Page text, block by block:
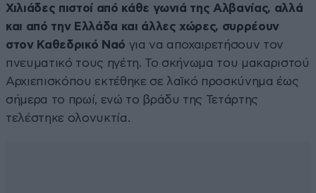
Χιλιάδες πιστοί από κάθε γωνιά της Αλβανίας, αλλά
και από την Ελλάδα και άλλες χώρες, συρρέουν
στον Καθεδρικό Ναό για να αποχαιρετήσουν τον
πνευματικό τους ηγέτη. Το σκήνωμα του μακαριστού
Αρχιεπισκόπου εκτέθηκε σε λαϊκό προσκύνημα έως
σήμερα το πρωί, ενώ το βράδυ της Τετάρτης
τελέστηκε ολονυκτία.